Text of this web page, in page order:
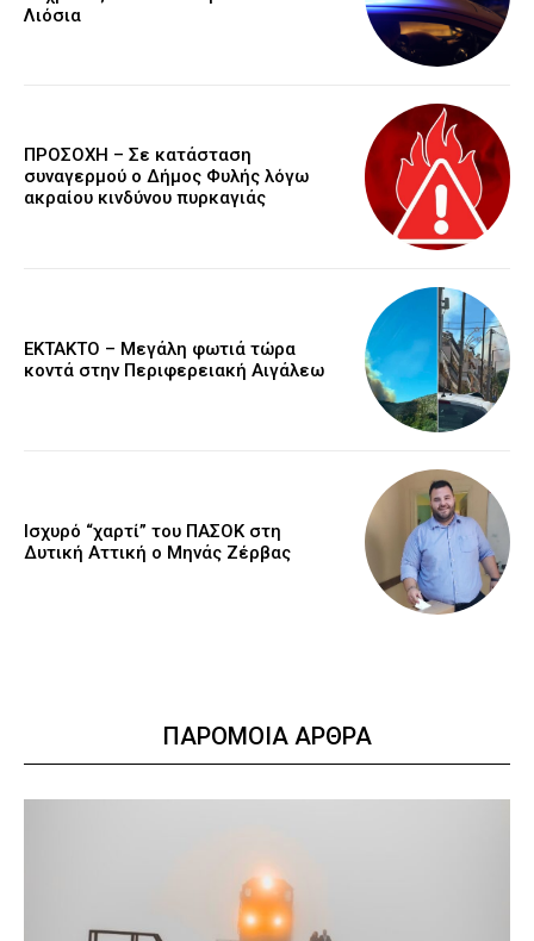
Λιόσια
ΠΡΟΣΟΧΗ – Σε κατάσταση
συναγερμού ο Δήμος Φυλής λόγω
ακραίου κινδύνου πυρκαγιάς
ΕΚΤΑΚΤΟ – Μεγάλη φωτιά τώρα
κοντά στην Περιφερειακή Αιγάλεω
Ισχυρό “χαρτί” του ΠΑΣΟΚ στη
Δυτική Αττική ο Μηνάς Ζέρβας
ΠΑΡΟΜΟΙΑ ΑΡΘΡΑ